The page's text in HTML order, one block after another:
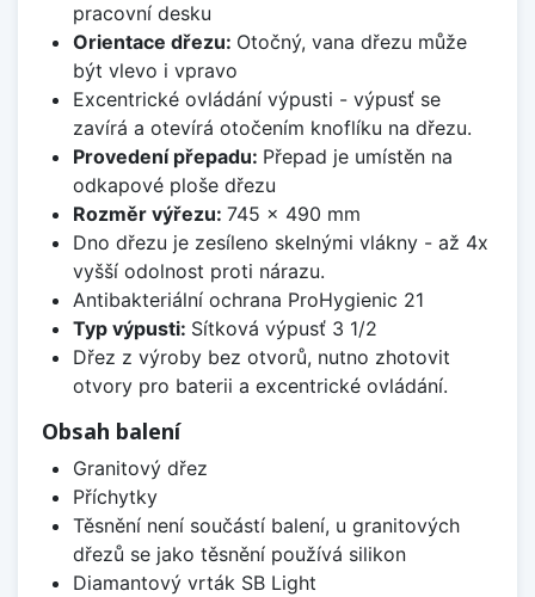
pracovní desku
Orientace dřezu: Otočný, vana dřezu může
být vlevo i vpravo
Excentrické ovládání výpusti - výpusť se
zavírá a otevírá otočením knoflíku na dřezu.
Provedení přepadu: Přepad je umístěn na
odkapové ploše dřezu
Rozměr výřezu: 745 x 490 mm
Dno dřezu je zesíleno skelnými vlákny - až 4x
vyšší odolnost proti nárazu.
Antibakteriální ochrana ProHygienic 21
Typ výpusti: Sítková výpusť 3 1/2
Dřez z výroby bez otvorů, nutno zhotovit
otvory pro baterii a excentrické ovládání.
Obsah balení
Granitový dřez
Příchytky
Těsnění není součástí balení, u granitových
dřezů se jako těsnění používá silikon
Diamantový vrták SB Light